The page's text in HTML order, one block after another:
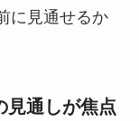
に見通せるか
見通しが焦点